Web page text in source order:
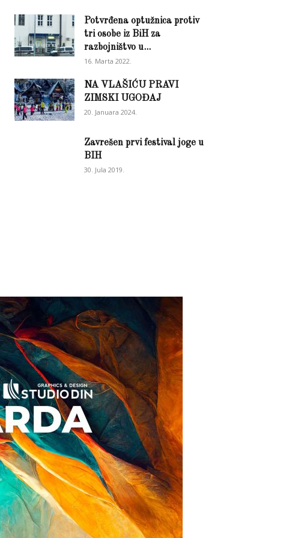
Potvrđena optužnica protiv
tri osobe iz BiH za
razbojništvo u...
16. Marta 2022.
NA VLAŠIĆU PRAVI
ZIMSKI UGOĐAJ
20. Januara 2024.
Zavrešen prvi festival joge u
BIH
30. Jula 2019.